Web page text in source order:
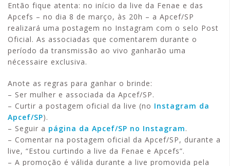
Então fique atenta: no início da live da Fenae e das
Apcefs – no dia 8 de março, às 20h – a Apcef/SP
realizará uma postagem no Instagram com o selo Post
Oficial. As associadas que comentarem durante o
período da transmissão ao vivo ganharão uma
nécessaire exclusiva.
Anote as regras para ganhar o brinde:
– Ser mulher e associada da Apcef/SP.
– Curtir a postagem oficial da live (no Instagram da
Apcef/SP).
– Seguir a página da Apcef/SP no Instagram.
– Comentar na postagem oficial da Apcef/SP, durante a
live, “Estou curtindo a live da Fenae e Apcefs”.
– A promoção é válida durante a live promovida pela